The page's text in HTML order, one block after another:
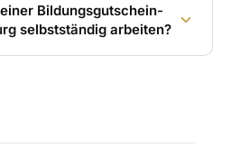
Bildungsgutschein-
selbstständig arbeiten?